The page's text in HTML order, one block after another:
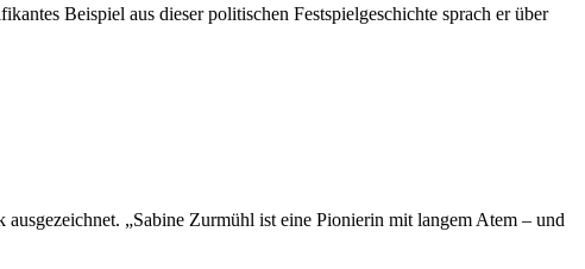
Bei­spiel aus die­ser po­li­ti­schen Fest­spiel­ge­schich­te sprach er über
„Sa­bi­ne Zur­mühl ist eine Pio­nie­rin mit lan­gem Atem – und